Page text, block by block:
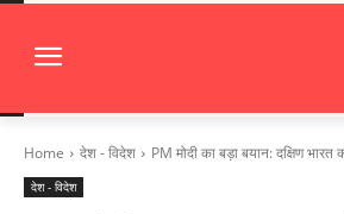
Home देश - विदेश PM मोदी का बड़ा बयान: दक्षिण
देश - विदेश